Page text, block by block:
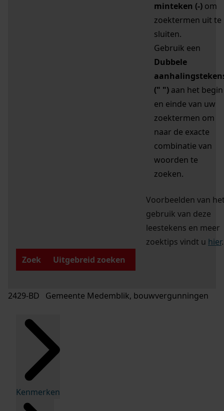
minteken (-) om
zoektermen uit te
sluiten.
Gebruik een
Dubbele
(" ") aan het begin
en einde van uw
zoektermen om
naar de exacte
combinatie van
woorden te
zoeken.
Voorbeelden van
gebruik van deze
leestekens en meer
zoektips vindt u hier.
Zoek
Uitgebreid zoeken
2429-BD Gemeente Medemblik, bouwvergunningen
Kenmerken